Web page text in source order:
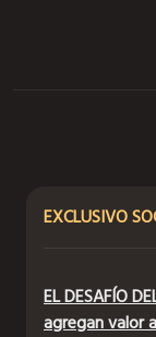
EXCLUSIVO
EL DESAFÍO
agregan valor